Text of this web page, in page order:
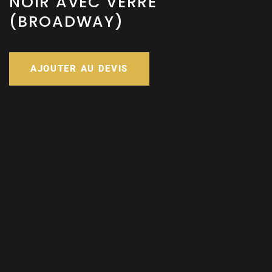
(BROADWAY)
AJOUTER AU DEVIS